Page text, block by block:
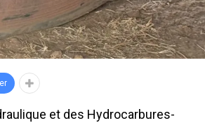
et des Hydrocarbures-